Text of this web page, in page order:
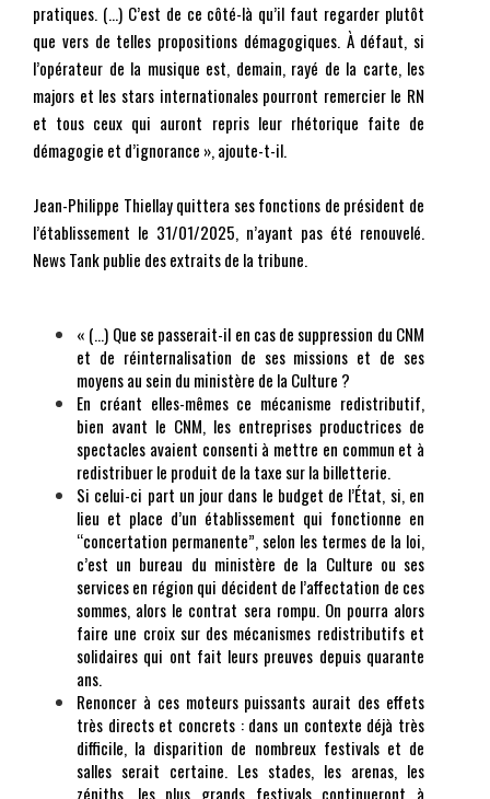
pratiques. (…) C’est de ce côté-là qu’il faut regarder plutôt
que vers de telles propositions démagogiques. À défaut, si
l’opérateur de la musique est, demain, rayé de la carte, les
majors et les stars internationales pourront remercier le RN
et tous ceux qui auront repris leur rhétorique faite de
démagogie et d’ignorance », ajoute-t-il.
Jean-Philippe Thiellay quittera ses fonctions de président de
l’établissement le 31/01/2025, n’ayant pas été renouvelé.
News Tank publie des extraits de la tribune.
« (…) Que se passerait-il en cas de suppression du CNM
et de réinternalisation de ses missions et de ses
moyens au sein du ministère de la Culture ?
En créant elles-mêmes ce mécanisme redistributif,
bien avant le CNM, les entreprises productrices de
spectacles avaient consenti à mettre en commun et à
redistribuer le produit de la taxe sur la billetterie.
Si celui-ci part un jour dans le budget de l’État, si, en
lieu et place d’un établissement qui fonctionne en
“concertation permanente”, selon les termes de la loi,
c’est un bureau du ministère de la Culture ou ses
services en région qui décident de l’affectation de ces
sommes, alors le contrat sera rompu. On pourra alors
faire une croix sur des mécanismes redistributifs et
solidaires qui ont fait leurs preuves depuis quarante
ans.
Renoncer à ces moteurs puissants aurait des effets
très directs et concrets : dans un contexte déjà très
difficile, la disparition de nombreux festivals et de
salles serait certaine. Les stades, les arenas, les
zéniths, les plus grands festivals continueront à